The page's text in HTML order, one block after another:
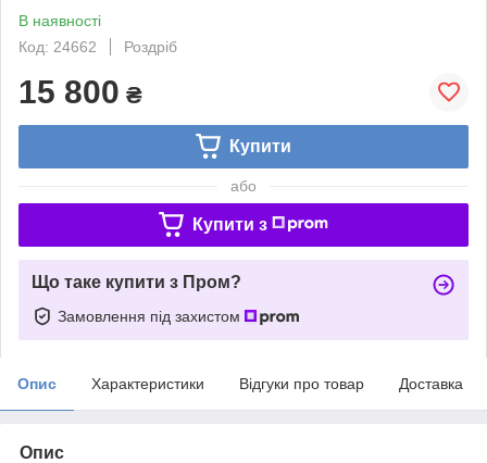
В наявності
Код: 24662
Роздріб
15 800 ₴
Купити
або
Купити з
Що таке купити з Пром?
Замовлення під захистом
Опис Характеристики Відгуки про товар Доставка
Опис